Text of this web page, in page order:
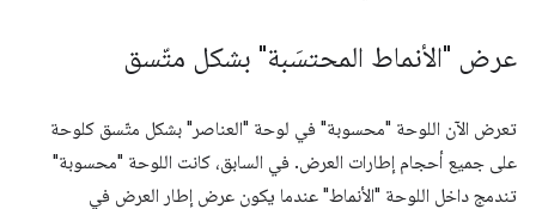
عرض "الأنماط المحتسَبة" بشكل متّسق
تعرض الآن اللوحة "محسوبة" في لوحة "العناصر" بشكل متّسق كلوحة
على جميع أحجام إطارات العرض. في السابق، كانت اللوحة "محسوبة"
تندمج داخل اللوحة "الأنماط" عندما يكون عرض إطار العرض في